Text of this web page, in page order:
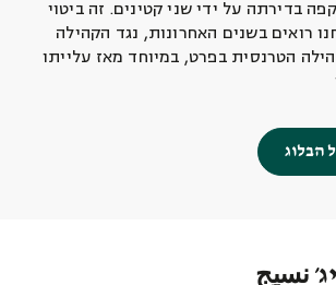
בדירתה על ידי שני קטינים. זה ביטוי
רואים בשנים האחרונות, נגד הקהילה
הטרנסית בפרט, במיוחד מאז עלייתו
הבלוג
نسيج